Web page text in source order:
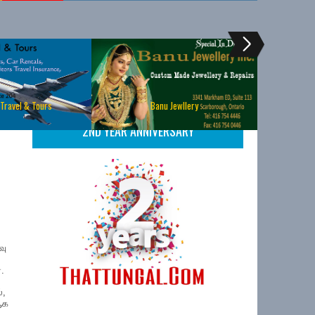
& Tours Banu Jewllery
2ND YEAR ANNIVERSARY